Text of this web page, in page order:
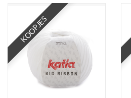
KOOPJES